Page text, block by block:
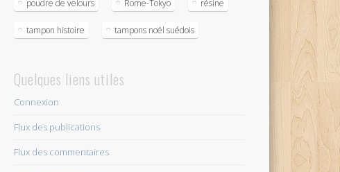
poudre de velours Rome-Tokyo résine
tampon histoire tampons noël suédois
Quelques liens utiles
Connexion
Flux des publications
Flux des commentaires